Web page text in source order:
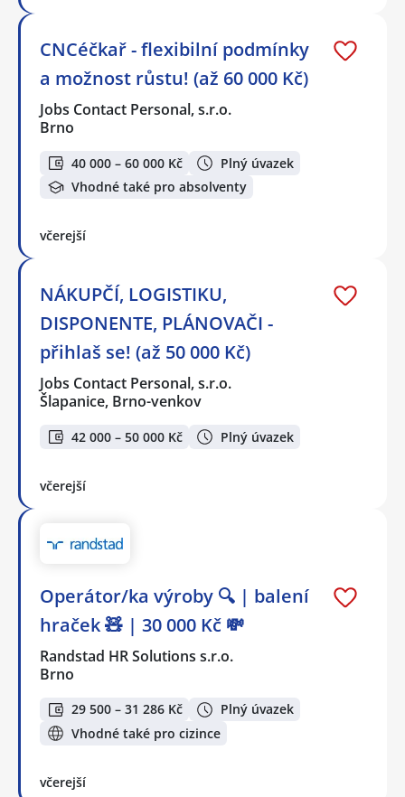
CNCéčkař - flexibilní podmínky
a možnost růstu! (až 60 000 Kč)
Jobs Contact Personal, s.r.o.
Brno
40 000 – 60 000 Kč
Plný úvazek
Vhodné také pro absolventy
včerejší
NÁKUPČÍ, LOGISTIKU,
DISPONENTE, PLÁNOVAČI -
přihlaš se! (až 50 000 Kč)
Jobs Contact Personal, s.r.o.
Šlapanice, Brno-venkov
42 000 – 50 000 Kč Plný úvazek
včerejší
Operátor/ka výroby 🔍 | balení
hraček 🧸 | 30 000 Kč 💸
Randstad HR Solutions s.r.o.
Brno
29 500 – 31 286 Kč
Plný úvazek
Vhodné také pro cizince
včerejší